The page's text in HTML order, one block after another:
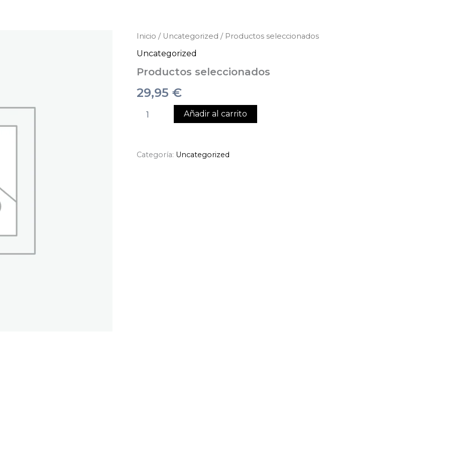
Inicio / Uncategorized / Productos seleccionados
Uncategorized
Productos seleccionados
29,95 €
Productos
cantidad
Añadir al carrito
Categoría: Uncategorized